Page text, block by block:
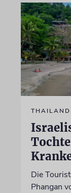
THAILAND
Die
Phangan